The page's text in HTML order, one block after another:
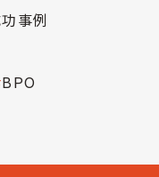
事例
BPO